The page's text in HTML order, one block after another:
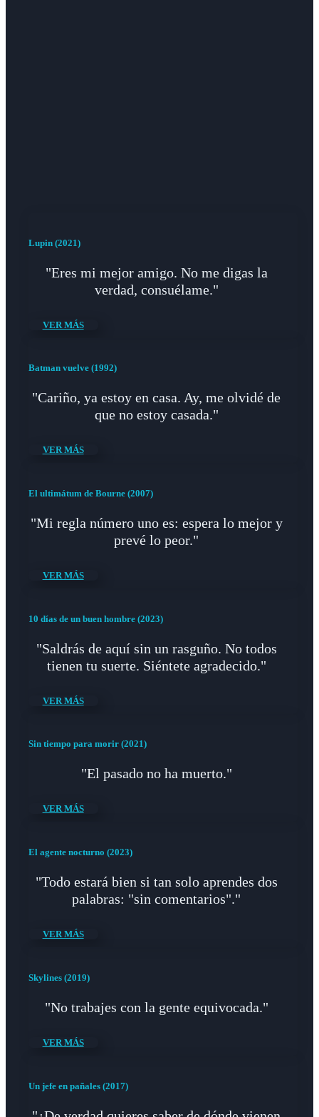
Lupin (2021)
"Eres mi mejor amigo. No me digas la
verdad, consuélame."
VER MÁS
Batman vuelve (1992)
"Cariño, ya estoy en casa. Ay, me olvidé de
que no estoy casada."
VER MÁS
El ultimátum de Bourne (2007)
"Mi regla número uno es: espera lo mejor y
prevé lo peor."
VER MÁS
10 días de un buen hombre (2023)
"Saldrás de aquí sin un rasguño. No todos
tienen tu suerte. Siéntete agradecido."
VER MÁS
Sin tiempo para morir (2021)
"El pasado no ha muerto."
VER MÁS
El agente nocturno (2023)
"Todo estará bien si tan solo aprendes dos
palabras: "sin comentarios"."
VER MÁS
Skylines (2019)
"No trabajes con la gente equivocada."
VER MÁS
Un jefe en pañales (2017)